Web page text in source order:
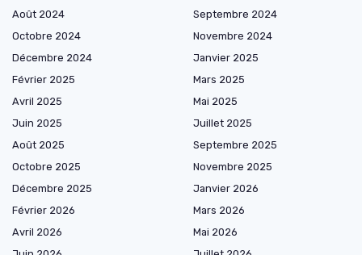
Août 2024
Septembre 2024
Octobre 2024
Novembre 2024
Décembre 2024
Janvier 2025
Février 2025
Mars 2025
Avril 2025
Mai 2025
Juin 2025
Juillet 2025
Août 2025
Septembre 2025
Octobre 2025
Novembre 2025
Décembre 2025
Janvier 2026
Février 2026
Mars 2026
Avril 2026
Mai 2026